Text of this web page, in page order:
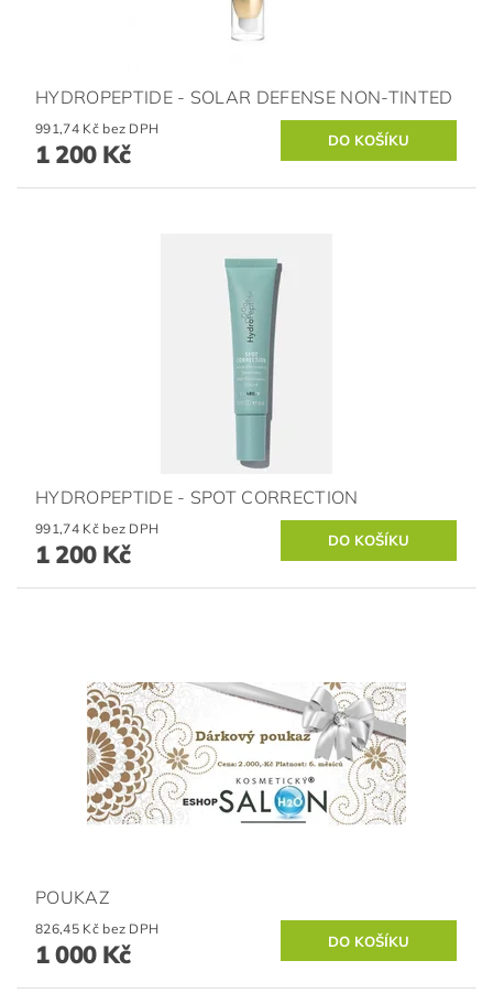
HYDROPEPTIDE - SOLAR DEFENSE NON-TINTED
991,74 Kč bez DPH
1 200 Kč
HYDROPEPTIDE - SPOT CORRECTION
991,74 Kč bez DPH
1 200 Kč
POUKAZ
826,45 Kč bez DPH
1 000 Kč